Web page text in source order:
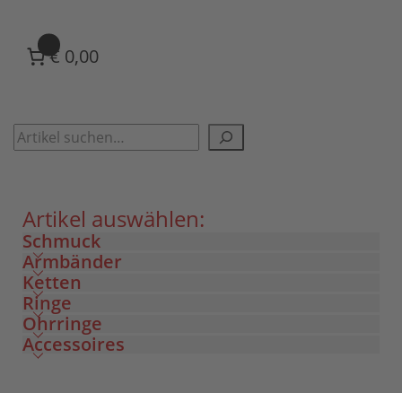
€ 0,00
Artikel auswählen:
Schmuck
Armbänder
Ketten
Ringe
Ohrringe
Accessoires